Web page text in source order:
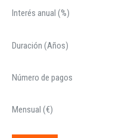
Interés anual (%)
Duración (Años)
Número de pagos
Mensual (€)